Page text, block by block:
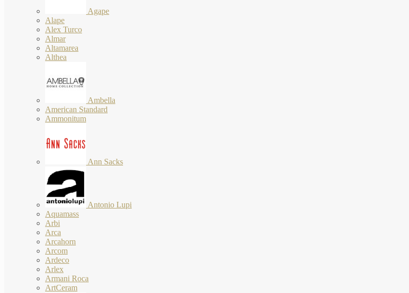
Agape
Alape
Alex Turco
Almar
Altamarea
Althea
Ambella
American Standard
Ammonitum
Ann Sacks
Antonio Lupi
Aquamass
Arbi
Arca
Arcahorn
Arcom
Ardeco
Arlex
Armani Roca
ArtCeram